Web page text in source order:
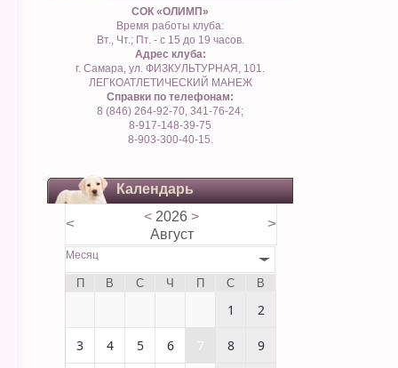
СОК «ОЛИМП»
Время работы клуба:
Вт., Чт.; Пт. - с 15 до 19 часов.
Адрес клуба:
г. Самара, ул. ФИЗКУЛЬТУРНАЯ, 101.
ЛЕГКОАТЛЕТИЧЕСКИЙ МАНЕЖ
Справки по телефонам:
8 (846) 264-92-70, 341-76-24;
8-917-148-39-75
8-903-300-40-15.
Календарь
< < 2026 >
Август
>
Месяц
П В С Ч П С В
1 2
3 4 5 6 7 8 9